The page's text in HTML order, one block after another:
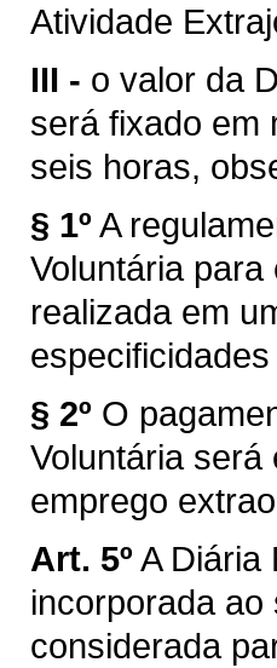
Atividade
III - o valor da
será fixado em
seis horas,
§ 1º A
Voluntária
realizada em
§ 2º O
Voluntária
emprego
Art. 5º A Diária
incorporada
considerada